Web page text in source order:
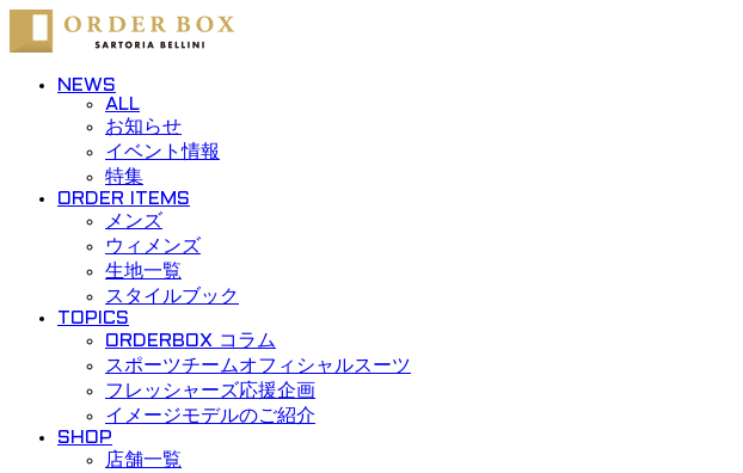
Skip to content
NEWS
ALL
お知らせ
イベント情報
特集
ORDER ITEMS
メンズ
ウィメンズ
生地一覧
スタイルブック
TOPICS
ORDERBOX コラム
スポーツチームオフィシャルスーツ
フレッシャーズ応援企画
イメージモデルのご紹介
SHOP
店舗一覧